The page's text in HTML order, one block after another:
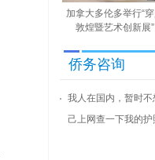
加拿大多伦多举行“
敦煌暨艺术创新展”
侨务咨询
我人在国内，暂时
己上网查一下我的